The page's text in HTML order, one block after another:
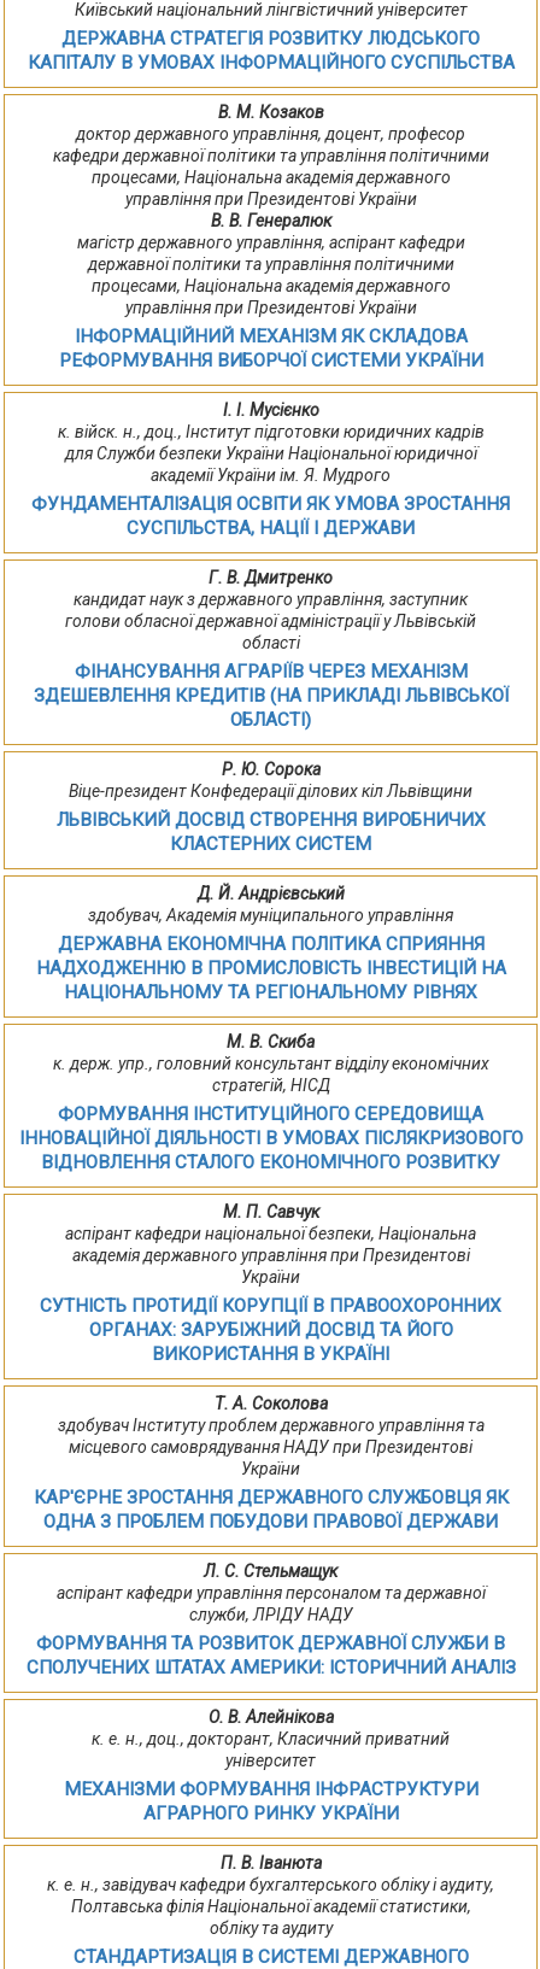
Київський національний лінгвістичний університет
ДЕРЖАВНА СТРАТЕГІЯ РОЗВИТКУ ЛЮДСЬКОГО
КАПІТАЛУ В УМОВАХ ІНФОРМАЦІЙНОГО СУСПІЛЬСТВА
В. М. Козаков
доктор державного управління, доцент, професор
кафедри державної політики та управління політичними
процесами, Національна академія державного
управління при Президентові України
В. В. Генералюк
магістр державного управління, аспірант кафедри
державної політики та управління політичними
процесами, Національна академія державного
управління при Президентові України
ІНФОРМАЦІЙНИЙ МЕХАНІЗМ ЯК СКЛАДОВА
РЕФОРМУВАННЯ ВИБОРЧОЇ СИСТЕМИ УКРАЇНИ
І. І. Мусієнко
к. війск. н., доц., Інститут підготовки юридичних кадрів
для Служби безпеки України Національної юридичної
академії України ім. Я. Мудрого
ФУНДАМЕНТАЛІЗАЦІЯ ОСВІТИ ЯК УМОВА ЗРОСТАННЯ
СУСПІЛЬСТВА, НАЦІЇ І ДЕРЖАВИ
Г. В. Дмитренко
кандидат наук з державного управління, заступник
голови обласної державної адміністрації у Львівській
області
ФІНАНСУВАННЯ АГРАРІЇВ ЧЕРЕЗ МЕХАНІЗМ
ЗДЕШЕВЛЕННЯ КРЕДИТІВ (НА ПРИКЛАДІ ЛЬВІВСЬКОЇ
ОБЛАСТІ)
Р. Ю. Сорока
Віце-президент Конфедерації ділових кіл Львівщини
ЛЬВІВСЬКИЙ ДОСВІД СТВОРЕННЯ ВИРОБНИЧИХ
КЛАСТЕРНИХ СИСТЕМ
Д. Й. Андрієвський
здобувач, Академія муніципального управління
ДЕРЖАВНА ЕКОНОМІЧНА ПОЛІТИКА СПРИЯННЯ
НАДХОДЖЕННЮ В ПРОМИСЛОВІСТЬ ІНВЕСТИЦІЙ НА
НАЦІОНАЛЬНОМУ ТА РЕГІОНАЛЬНОМУ РІВНЯХ
М. В. Скиба
к. держ. упр., головний консультант відділу економічних
стратегій, НІСД
ФОРМУВАННЯ ІНСТИТУЦІЙНОГО СЕРЕДОВИЩА
ІННОВАЦІЙНОЇ ДІЯЛЬНОСТІ В УМОВАХ ПІСЛЯКРИЗОВОГО
ВІДНОВЛЕННЯ СТАЛОГО ЕКОНОМІЧНОГО РОЗВИТКУ
М. П. Савчук
аспірант кафедри національної безпеки, Національна
академія державного управління при Президентові
України
СУТНІСТЬ ПРОТИДІЇ КОРУПЦІЇ В ПРАВООХОРОННИХ
ОРГАНАХ: ЗАРУБІЖНИЙ ДОСВІД ТА ЙОГО
ВИКОРИСТАННЯ В УКРАЇНІ
Т. А. Соколова
здобувач Інституту проблем державного управління та
місцевого самоврядування НАДУ при Президентові
України
КАР'ЄРНЕ ЗРОСТАННЯ ДЕРЖАВНОГО СЛУЖБОВЦЯ ЯК
ОДНА З ПРОБЛЕМ ПОБУДОВИ ПРАВОВОЇ ДЕРЖАВИ
Л. С. Стельмащук
аспірант кафедри управління персоналом та державної
служби, ЛРІДУ НАДУ
ФОРМУВАННЯ ТА РОЗВИТОК ДЕРЖАВНОЇ СЛУЖБИ В
СПОЛУЧЕНИХ ШТАТАХ АМЕРИКИ: ІСТОРИЧНИЙ АНАЛІЗ
О. В. Алейнікова
к. е. н., доц., докторант, Класичний приватний
університет
МЕХАНІЗМИ ФОРМУВАННЯ ІНФРАСТРУКТУРИ
АГРАРНОГО РИНКУ УКРАЇНИ
П. В. Іванюта
к. е. н., завідувач кафедри бухгалтерського обліку і аудиту,
Полтавська філія Національної академії статистики,
обліку та аудиту
СТАНДАРТИЗАЦІЯ В СИСТЕМІ ДЕРЖАВНОГО